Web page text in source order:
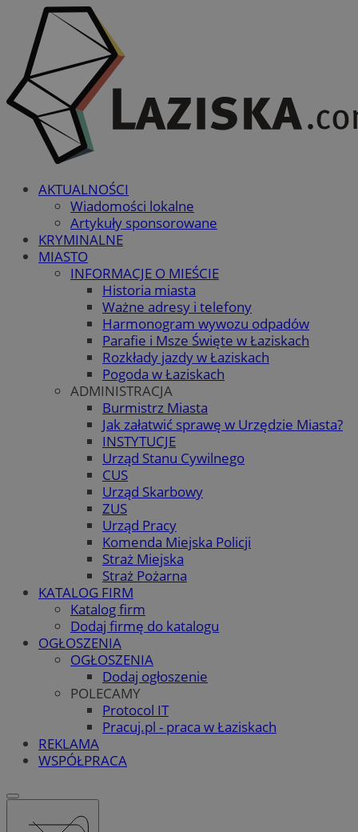
AKTUALNOŚCI
Wiadomości lokalne
Artykuły sponsorowane
KRYMINALNE
MIASTO
INFORMACJE O MIEŚCIE
Historia miasta
Ważne adresy i telefony
Harmonogram wywozu odpadów
Parafie i Msze Święte w Łaziskach
Rozkłady jazdy w Łaziskach
Pogoda w Łaziskach
ADMINISTRACJA
Burmistrz Miasta
Jak załatwić sprawę w Urzędzie Miasta?
INSTYTUCJE
Urząd Stanu Cywilnego
CUS
Urząd Skarbowy
ZUS
Urząd Pracy
Komenda Miejska Policji
Straż Miejska
Straż Pożarna
KATALOG FIRM
Katalog firm
Dodaj firmę do katalogu
OGŁOSZENIA
OGŁOSZENIA
Dodaj ogłoszenie
POLECAMY
Protocol IT
Pracuj.pl - praca w Łaziskach
REKLAMA
WSPÓŁPRACA